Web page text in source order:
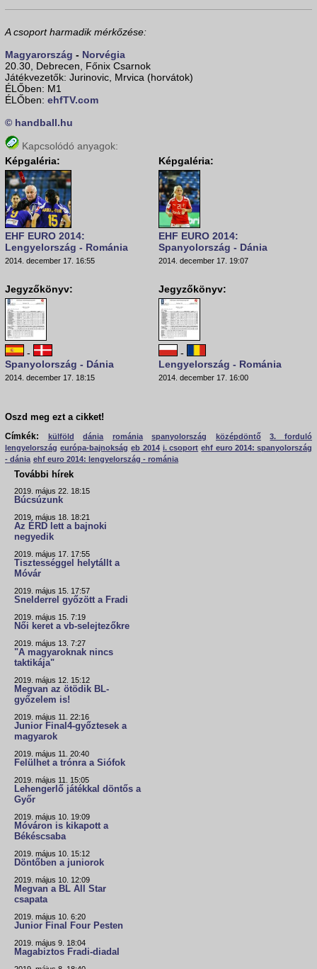
A csoport harmadik mérkőzése:
Magyarország - Norvégia
20.30, Debrecen, Főnix Csarnok
Játékvezetők: Jurinovic, Mrvica (horvátok)
ÉLŐben: M1
ÉLŐben: ehfTV.com
© handball.hu
Kapcsolódó anyagok:
Képgaléria:
EHF EURO 2014:
Lengyelország - Románia
2014. december 17. 16:55
Képgaléria:
EHF EURO 2014:
Spanyolország - Dánia
2014. december 17. 19:07
Jegyzőkönyv:
-
Spanyolország - Dánia
2014. december 17. 18:15
Jegyzőkönyv:
-
Lengyelország - Románia
2014. december 17. 16:00
Oszd meg ezt a cikket!
Címkék:
külföld dánia románia spanyolország középdöntő
3. forduló
lengyelország európa-bajnokság eb 2014 i. csoport ehf euro 2014: spanyolország
- dánia ehf euro 2014: lengyelország - románia
További hírek
2019. május 22. 18:15
Búcsúzunk
2019. május 18. 18:21
Az ÉRD lett a bajnoki
negyedik
2019. május 17. 17:55
Tisztességgel helytállt a
Móvár
2019. május 15. 17:57
Snelderrel győzött a Fradi
2019. május 15. 7:19
Női keret a vb-selejtezőkre
2019. május 13. 7:27
"A magyaroknak nincs
taktikája"
2019. május 12. 15:12
Megvan az ötödik BL-
győzelem is!
2019. május 11. 22:16
Junior Final4-győztesek a
magyarok
2019. május 11. 20:40
Felülhet a trónra a Siófok
2019. május 11. 15:05
Lehengerlő játékkal döntős a
Győr
2019. május 10. 19:09
Móváron is kikapott a
Békéscsaba
2019. május 10. 15:12
Döntőben a juniorok
2019. május 10. 12:09
Megvan a BL All Star
csapata
2019. május 10. 6:20
Junior Final Four Pesten
2019. május 9. 18:04
Magabiztos Fradi-diadal